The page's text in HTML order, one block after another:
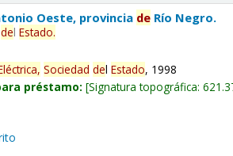
Oeste, provincia de Río Negro.
delEstado.
Sociedad delEstado, 1998
préstamo: Signatura topográfica: